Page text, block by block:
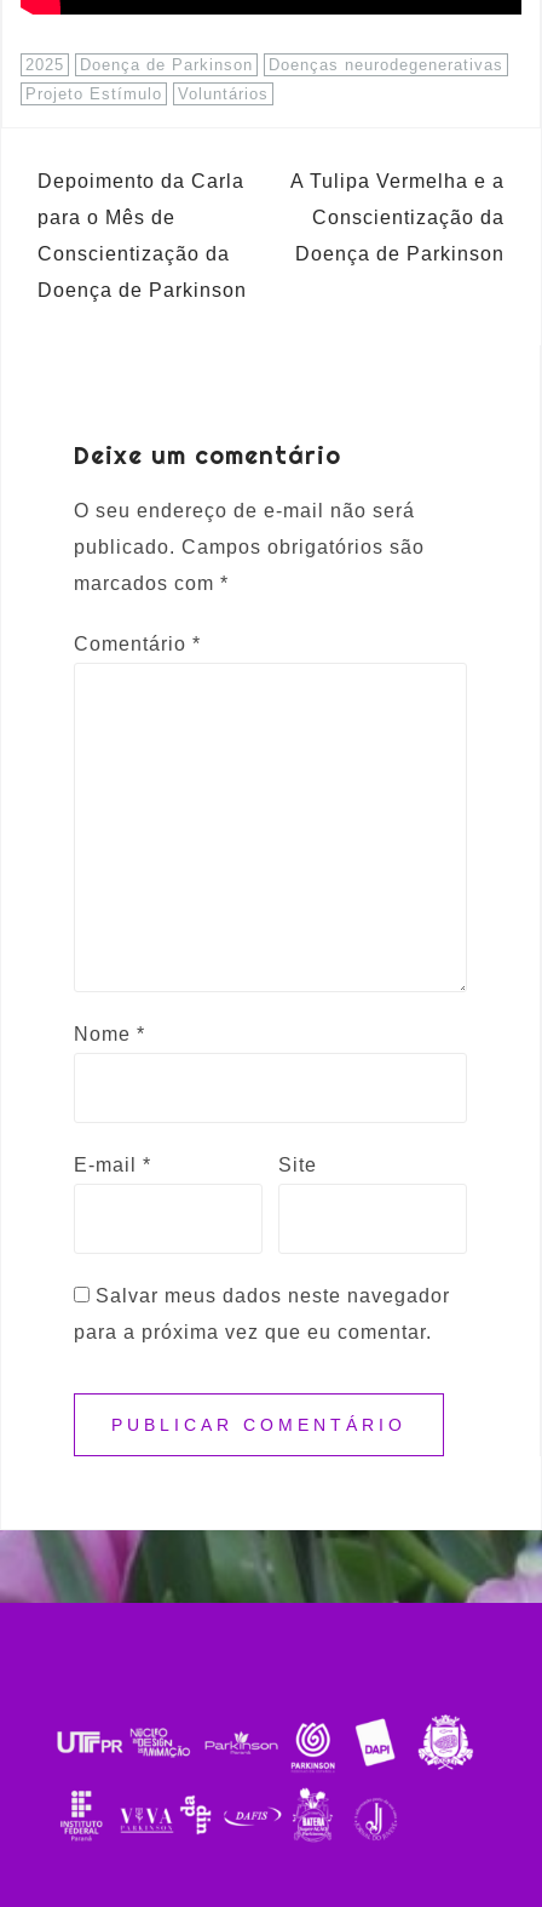
2025 Doença de Parkinson
Doenças neurodegenerativas
Projeto Estímulo
Voluntários
Depoimento da Carla
para o Mês de
Conscientização da
Doença de Parkinson
A Tulipa Vermelha e a
Conscientização da
Doença de Parkinson
Deixe um comentário
O seu endereço de e-mail não será
publicado. Campos obrigatórios são
marcados com *
Comentário *
Nome *
E-mail * Site
Salvar meus dados neste navegador
para a próxima vez que eu comentar.